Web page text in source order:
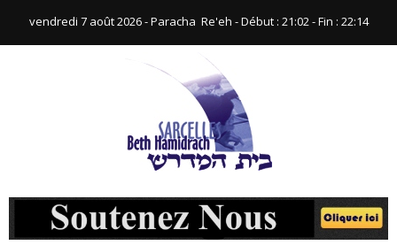
vendredi 7 août 2026 - Paracha ‪ Re'eh‬ - Début : 21:02‬ - Fin : ‪22:14‬